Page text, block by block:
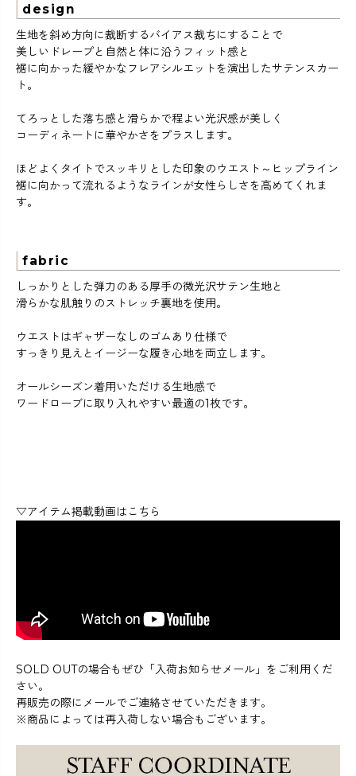
design
生地を斜め方向に裁断するバイアス裁ちにすることで
美しいドレープと自然と体に沿うフィット感と
裾に向かった緩やかなフレアシルエットを演出したサテンスカー
ト。
てろっとした落ち感と滑らかで程よい光沢感が美しく
コーディネートに華やかさをプラスします。
ほどよくタイトでスッキリとした印象のウエスト～ヒップライン
裾に向かって流れるようなラインが女性らしさを高めてくれま
す。
fabric
しっかりとした弾力のある厚手の微光沢サテン生地と
滑らかな肌触りのストレッチ裏地を使用。
ウエストはギャザーなしのゴムあり仕様で
すっきり見えとイージーな履き心地を両立します。
オールシーズン着用いただける生地感で
ワードローブに取り入れやすい最適の1枚です。
▽アイテム掲載動画はこちら
SOLD OUTの場合もぜひ「入荷お知らせメール」をご利用くだ
さい。
再販売の際にメールでご連絡させていただきます。
※商品によっては再入荷しない場合もございます。